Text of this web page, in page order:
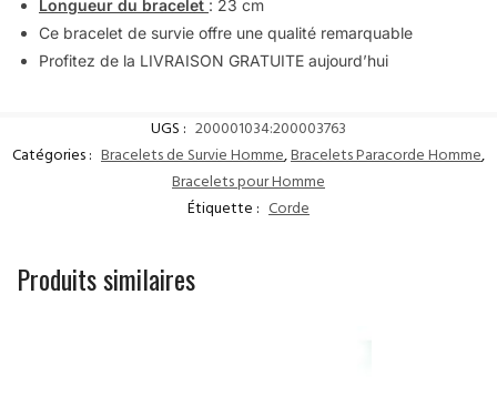
Longueur du bracelet : 23 cm
Ce bracelet de survie offre une qualité remarquable
Profitez de la LIVRAISON GRATUITE aujourd’hui
UGS : 200001034:200003763
Catégories : Bracelets de Survie Homme,Bracelets Paracorde Homme,
Bracelets pour Homme
Étiquette : Corde
Produits similaires